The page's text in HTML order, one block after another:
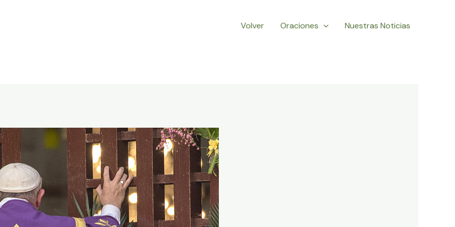
Volver Oraciones Nuestras Noticias